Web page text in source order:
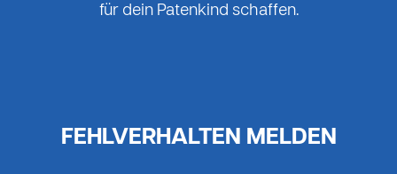
für dein Patenkind schaffen.
FEHLVERHALTEN MELDEN